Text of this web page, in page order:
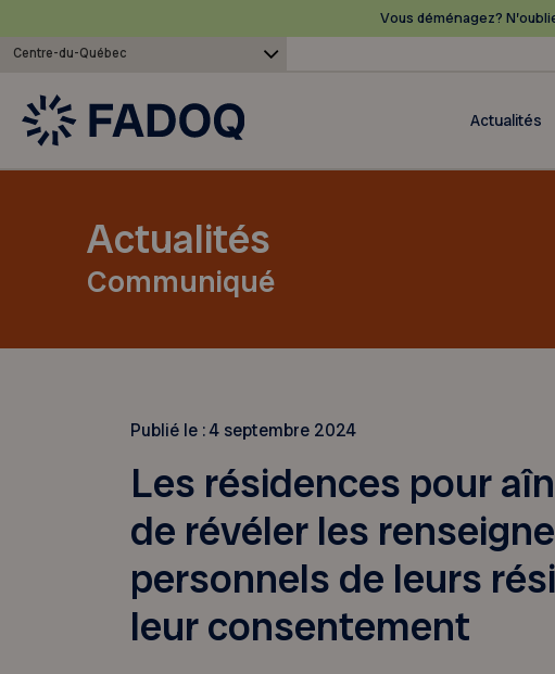
Vous déménagez?
Centre-du-Québec
Actualités
Actualités
Communiqué
Publié le :4 septembre 2024
Les résidences pour
de révéler les
personnels de leurs
leur consentement